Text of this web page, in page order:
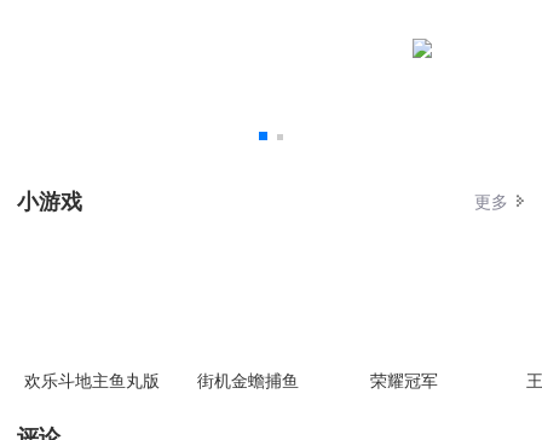
小游戏 更多
欢乐斗地主鱼丸版 街机金蟾捕鱼 荣耀冠军